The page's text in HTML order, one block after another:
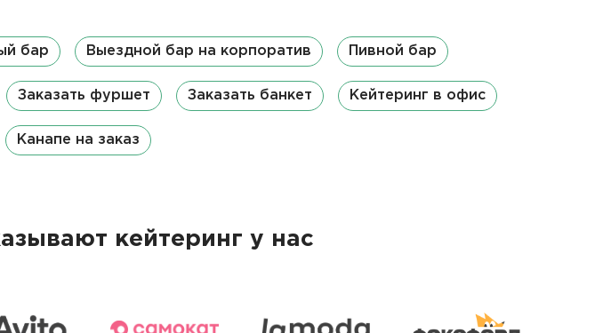
бар Выездной бар на корпоратив Пивной бар
Заказать фуршет Заказать банкет Кейтеринг в офис
Канапе на заказ
кейтеринг у нас